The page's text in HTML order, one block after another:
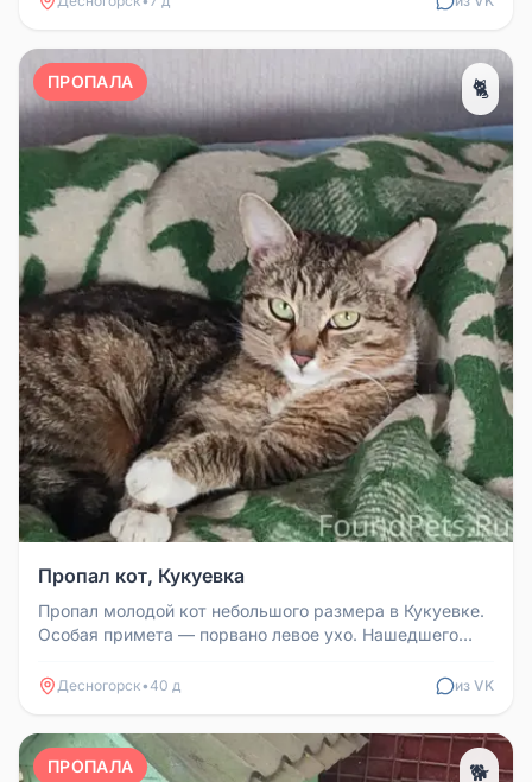
ПРОПАЛА 🐈
Пропал кот, Кукуевка
Пропал молодой кот небольшого размера в Кукуевке.
Особая примета — порвано левое ухо. Нашедшего
Десногорск•40 д из VK
ПРОПАЛА 🐕